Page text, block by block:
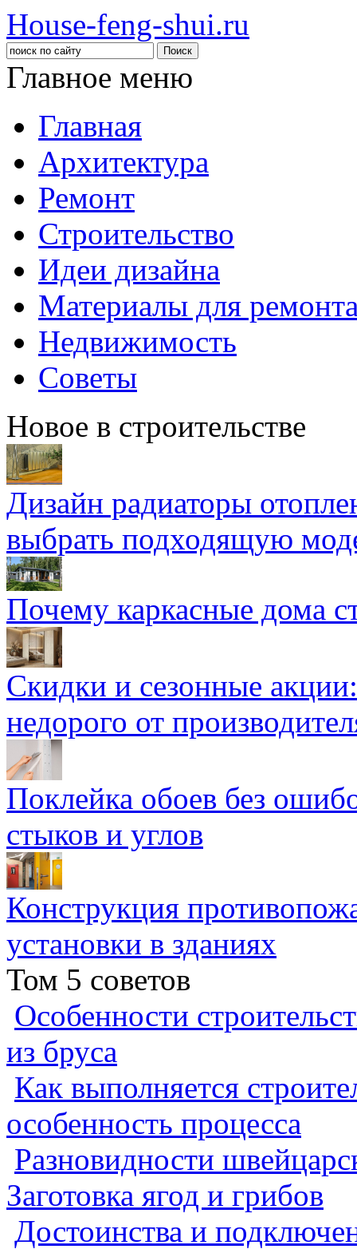
House-feng-shui.ru
Главное меню
Главная
Архитектура
Ремонт
Строительство
Идеи дизайна
Материалы для
Недвижимость
Советы
Новое в строительстве
Дизайн радиаторы
выбрать подходящую
Почему каркасные дома
Скидки и сезонные
недорого от
Поклейка обоев без
стыков и углов
Конструкция
установки в зданиях
Том 5 советов
Особенности
из бруса
Как выполняется
особенность процесса
Разновидности
Заготовка ягод и грибов
Достоинства и